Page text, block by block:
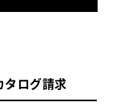
タログ請求